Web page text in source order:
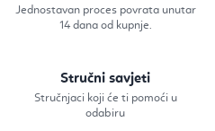
Jednostavan proces povrata unutar
14 dana od kupnje.
Stručni savjeti
Stručnjaci koji će ti pomoći u
odabiru